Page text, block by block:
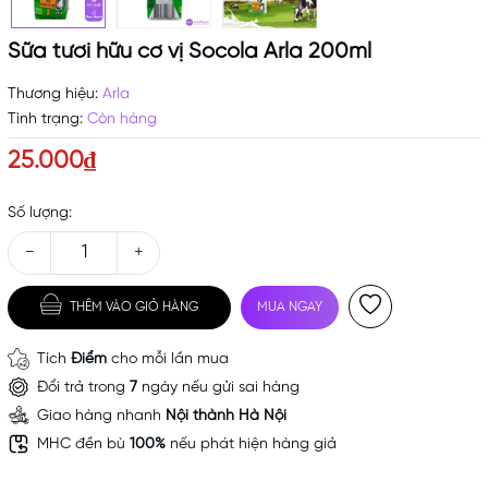
Sữa tươi hữu cơ vị Socola Arla 200ml
Thương hiệu: Arla
Tình trạng: Còn hàng
25.000₫
Số lượng:
− +
THÊM VÀO GIỎ HÀNG MUA NGAY
Tích Điểm cho mỗi lần mua
Đổi trả trong 7 ngày nếu gửi sai hàng
Giao hàng nhanh Nội thành Hà Nội
MHC đền bù 100% nếu phát hiện hàng giả
Mã khuyến mãi: